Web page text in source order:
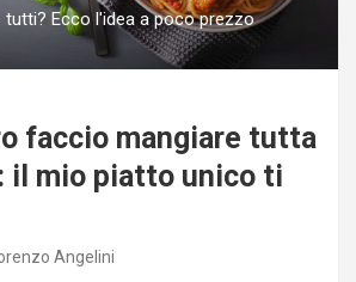
tutti? Ecco l'idea a poco prezzo
faccio mangiare tutta
il mio piatto unico ti
Angelini